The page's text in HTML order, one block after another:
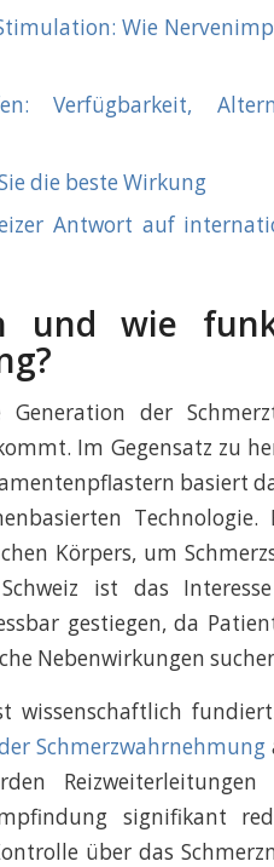
Wie
Verfügbarkeit,
die beste Wirkung
Antwort auf
und wie
der
Im Gegensatz zu
basiert
Technologie.
Körpers, um
ist das
gestiegen, da
Nebenwirkungen
wissenschaftlich
Schmerzwahrnehmung
Reizweiterleitungen
signifikant
über das